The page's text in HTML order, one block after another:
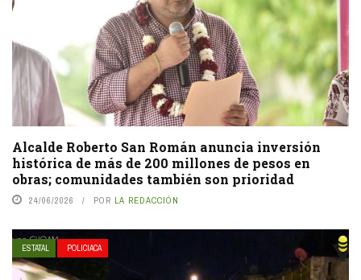
Alcalde Roberto San Román anuncia inversión
histórica de más de 200 millones de pesos en
obras; comunidades también son prioridad
24/06/2026 POR LA REDACCIÓN
ESTATAL POLICIACA